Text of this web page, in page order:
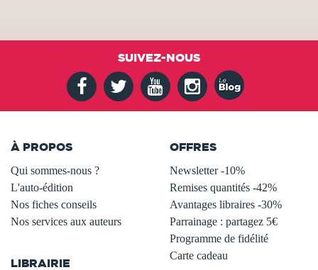
SUIVEZ-NOUS
À PROPOS
Qui sommes-nous ?
L'auto-édition
Nos fiches conseils
Nos services aux auteurs
LIBRAIRIE
OFFRES
Newsletter -10%
Remises quantités -42%
Avantages libraires -30%
Parrainage : partagez 5€
Programme de fidélité
Carte cadeau